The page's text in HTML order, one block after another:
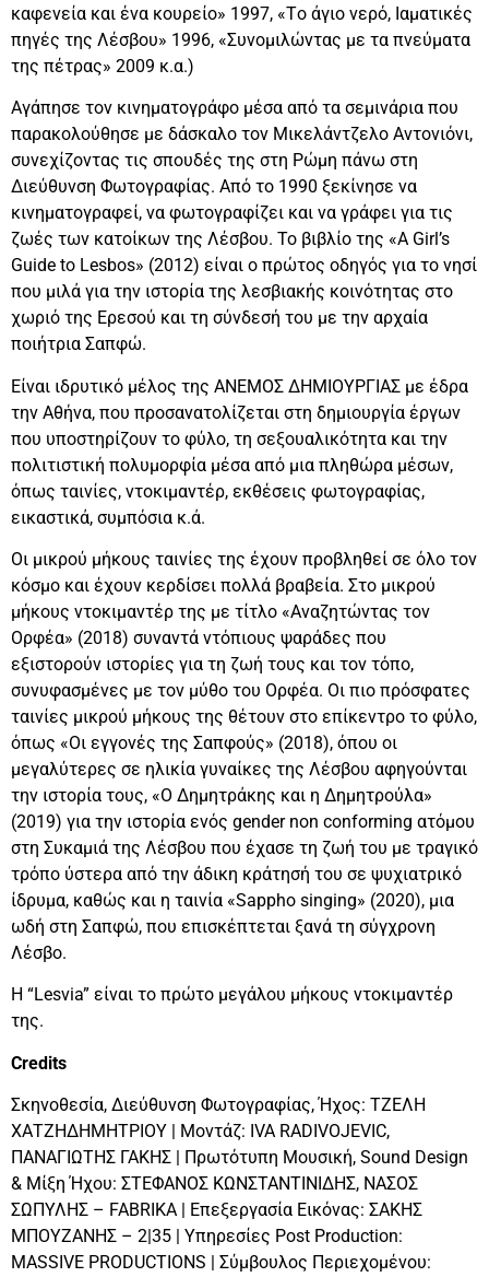
καφενεία και ένα κουρείο» 1997, «Tο άγιο νερό, Iαματικές
πηγές της Λέσβου» 1996, «Συνομιλώντας με τα πνεύματα
της πέτρας» 2009 κ.α.)
Αγάπησε τον κινηματογράφο μέσα από τα σεμινάρια που
παρακολούθησε με δάσκαλο τον Μικελάντζελο Αντονιόνι,
συνεχίζοντας τις σπουδές της στη Ρώμη πάνω στη
Διεύθυνση Φωτογραφίας. Από το 1990 ξεκίνησε να
κινηματογραφεί, να φωτογραφίζει και να γράφει για τις
ζωές των κατοίκων της Λέσβου. Το βιβλίο της «A Girl’s
Guide to Lesbos» (2012) είναι ο πρώτος οδηγός για το νησί
που μιλά για την ιστορία της λεσβιακής κοινότητας στο
χωριό της Ερεσού και τη σύνδεσή του με την αρχαία
ποιήτρια Σαπφώ.
Είναι ιδρυτικό μέλος της ΑΝΕΜΟΣ ΔΗΜΙΟΥΡΓΙΑΣ με έδρα
την Αθήνα, που προσανατολίζεται στη δημιουργία έργων
που υποστηρίζουν το φύλο, τη σεξουαλικότητα και την
πολιτιστική πολυμορφία μέσα από μια πληθώρα μέσων,
όπως ταινίες, ντοκιμαντέρ, εκθέσεις φωτογραφίας,
εικαστικά, συμπόσια κ.ά.
Οι μικρού μήκους ταινίες της έχουν προβληθεί σε όλο τον
κόσμο και έχουν κερδίσει πολλά βραβεία. Στο μικρού
μήκους ντοκιμαντέρ της με τίτλο «Αναζητώντας τον
Ορφέα» (2018) συναντά ντόπιους ψαράδες που
εξιστορούν ιστορίες για τη ζωή τους και τον τόπο,
συνυφασμένες με τον μύθο του Ορφέα. Οι πιο πρόσφατες
ταινίες μικρού μήκους της θέτουν στο επίκεντρο το φύλο,
όπως «Οι εγγονές της Σαπφούς» (2018), όπου οι
μεγαλύτερες σε ηλικία γυναίκες της Λέσβου αφηγούνται
την ιστορία τους, «Ο Δημητράκης και η Δημητρούλα»
(2019) για την ιστορία ενός gender non conforming ατόμου
στη Συκαμιά της Λέσβου που έχασε τη ζωή του με τραγικό
τρόπο ύστερα από την άδικη κράτησή του σε ψυχιατρικό
ίδρυμα, καθώς και η ταινία «Sappho singing» (2020), μια
ωδή στη Σαπφώ, που επισκέπτεται ξανά τη σύγχρονη
Λέσβο.
Η “Lesvia” είναι το πρώτο μεγάλου μήκους ντοκιμαντέρ
της.
Credits
Σκηνοθεσία, Διεύθυνση Φωτογραφίας, Ήχος: ΤΖΕΛΗ
ΧΑΤΖΗΔΗΜΗΤΡΙΟΥ | Μοντάζ: IVA RADIVOJEVIC,
ΠΑΝΑΓΙΩΤΗΣ ΓΑΚΗΣ | Πρωτότυπη Μουσική, Sound Design
& Μίξη Ήχου: ΣΤΕΦΑΝΟΣ ΚΩΝΣΤΑΝΤΙΝΙΔΗΣ, ΝΑΣΟΣ
ΣΩΠΥΛΗΣ – FABRIKA | Επεξεργασία Εικόνας: ΣΑΚΗΣ
ΜΠΟΥΖΑΝΗΣ – 2|35 | Υπηρεσίες Post Production:
MASSIVE PRODUCTIONS | Σύμβουλος Περιεχομένου: